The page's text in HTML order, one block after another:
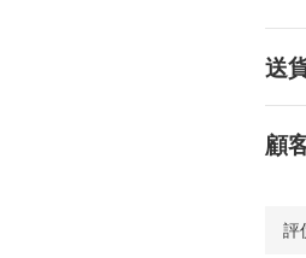
送
顧